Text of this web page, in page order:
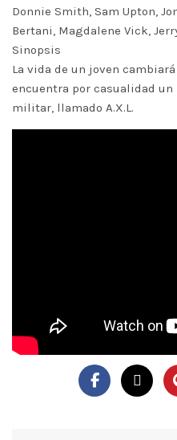
Donnie Smith, Sam Upton,
Bertani, Magdalene Vick,
Sinopsis
La vida de un joven
encuentra por casualidad
militar, llamado A.X.L.